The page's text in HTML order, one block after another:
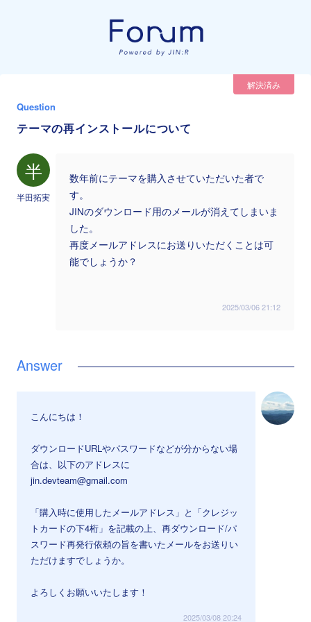
解決済み
Question
テーマの再インストールについて
半
半田拓実
数年前にテーマを購入させていただいた者で
す。
JINのダウンロード用のメールが消えてしまいま
した。
再度メールアドレスにお送りいただくことは可
能でしょうか？
2025/03/06 21:12
こんにちは！
ダウンロードURLやパスワードなどが分からない場
合は、以下のアドレスに
jin.devteam@gmail.com
「購入時に使用したメールアドレス」と「クレジッ
トカードの下4桁」を記載の上、再ダウンロード/パ
スワード再発行依頼の旨を書いたメールをお送りい
ただけますでしょうか。
よろしくお願いいたします！
2025/03/08 20:24